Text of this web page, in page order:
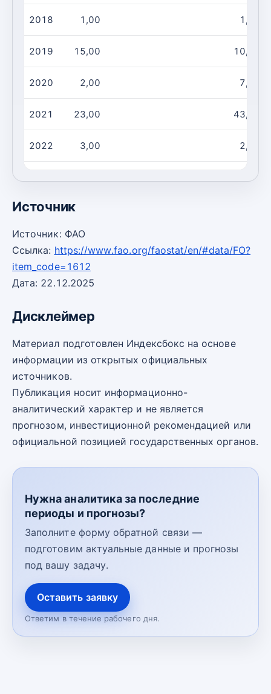
2018 1,00 1,00
2019 15,00 10,00
2020 2,00 7,00
2021 23,00 43,00
2022 3,00 2,00
1,00
Источник
Источник: ФАО
Ссылка: https://www.fao.org/faostat/en/#data/FO?
item_code=1612
Дата: 22.12.2025
Дисклеймер
Материал подготовлен Индексбокс на основе
информации из открытых официальных
источников.
Публикация носит информационно-
аналитический характер и не является
прогнозом, инвестиционной рекомендацией или
официальной позицией государственных органов.
Нужна аналитика за последние
периоды и прогнозы?
Заполните форму обратной связи —
подготовим актуальные данные и прогнозы
под вашу задачу.
Оставить заявку
Ответим в течение рабочего дня.